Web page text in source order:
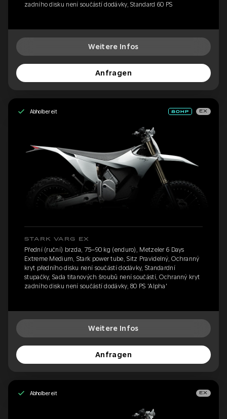
zadního disku není součástí dodávky, Standard 60 PS
Weitere Infos
Anfragen
Abholbereit EX
STARK VARG EX
Přední (ruční) brzda, 75–90 kg (enduro), Metzeler 6 Days
Extreme Medium, Stark power tube, Sitz Pravidelný, Ochranný
kryt předního disku není součástí dodávky, Standardní
stupačky, Sada titanových šroubů není součástí, Ochranný kryt
zadního disku není součástí dodávky, 80 PS 'Alpha'
Weitere Infos
Anfragen
Abholbereit EX